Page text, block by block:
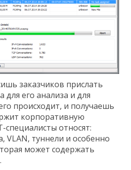
заказчиков прислать
его анализа и для
происходит, и получаешь
корпоративную
относят:
VLAN, туннели и особенно
может содержать